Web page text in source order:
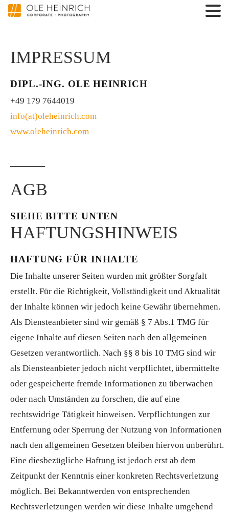
IMPRESSUM
DIPL.-ING. OLE HEINRICH
+49 179 7644019
info(at)oleheinrich.com
www.oleheinrich.com
AGB
SIEHE BITTE UNTEN
HAFTUNGSHINWEIS
HAFTUNG FÜR INHALTE
Die Inhalte unserer Seiten wurden mit größter Sorgfalt
erstellt. Für die Richtigkeit, Vollständigkeit und Aktualität
der Inhalte können wir jedoch keine Gewähr übernehmen.
Als Diensteanbieter sind wir gemäß § 7 Abs.1 TMG für
eigene Inhalte auf diesen Seiten nach den allgemeinen
Gesetzen verantwortlich. Nach §§ 8 bis 10 TMG sind wir
als Diensteanbieter jedoch nicht verpflichtet, übermittelte
oder gespeicherte fremde Informationen zu überwachen
oder nach Umständen zu forschen, die auf eine
rechtswidrige Tätigkeit hinweisen. Verpflichtungen zur
Entfernung oder Sperrung der Nutzung von Informationen
nach den allgemeinen Gesetzen bleiben hiervon unberührt.
Eine diesbezügliche Haftung ist jedoch erst ab dem
Zeitpunkt der Kenntnis einer konkreten Rechtsverletzung
möglich. Bei Bekanntwerden von entsprechenden
Rechtsverletzungen werden wir diese Inhalte umgehend